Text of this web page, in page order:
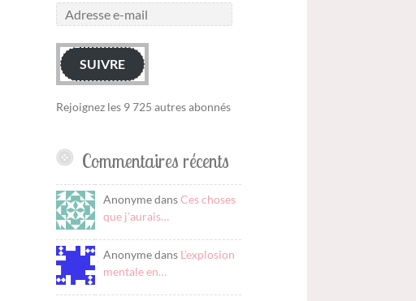
SUIVRE
Rejoignez les 9 725 autres abonnés
Commentaires récents
Anonyme dansCes choses
que j’aurais…
Anonyme dans L’explosion
mentale en…